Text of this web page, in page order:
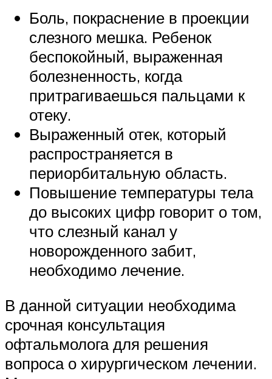
Боль, покраснение в проекции
слезного мешка. Ребенок
беспокойный, выраженная
болезненность, когда
притрагиваешься пальцами к
отеку.
Выраженный отек, который
распространяется в
периорбитальную область.
Повышение температуры тела
до высоких цифр говорит о том,
что слезный канал у
новорожденного забит,
необходимо лечение.
В данной ситуации необходима
срочная консультация
офтальмолога для решения
вопроса о хирургическом лечении.